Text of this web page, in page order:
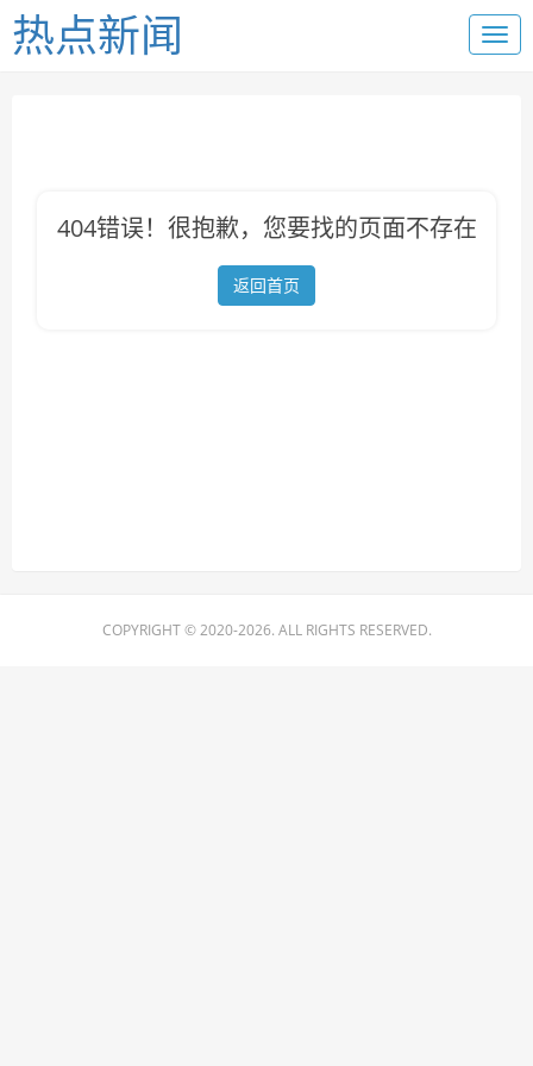
热点新闻
404错误！很抱歉，您要找的页面不存在
返回首页
COPYRIGHT © 2020-2026. ALL RIGHTS RESERVED.